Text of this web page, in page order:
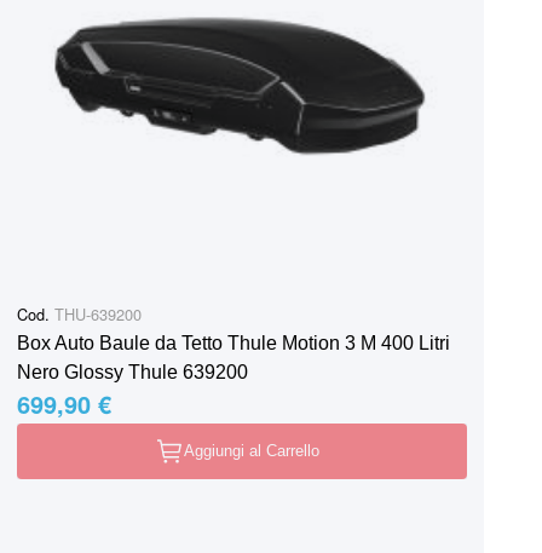
Cod. THU-639200
Box Auto Baule da Tetto Thule Motion 3 M 400 Litri
Nero Glossy Thule 639200
699,90 €
Aggiungi al Carrello